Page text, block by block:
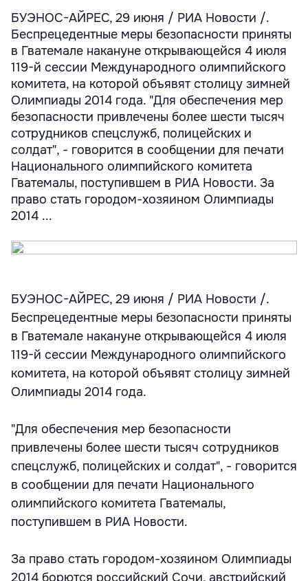
БУЭНОС-АЙРЕС, 29 июня / РИА Новости /.
Беспрецедентные меры безопасности приняты
в Гватемале накануне открывающейся 4 июля
119-й сессии Международного олимпийского
комитета, на которой объявят столицу зимней
Олимпиады 2014 года. "Для обеспечения мер
безопасности привлечены более шести тысяч
сотрудников спецслужб, полицейских и
солдат", - говорится в сообщении для печати
Национального олимпийского комитета
Гватемалы, поступившем в РИА Новости. За
право стать городом-хозяином Олимпиады
2014 ...
БУЭНОС-АЙРЕС, 29 июня / РИА Новости /.
Беспрецедентные меры безопасности приняты
в Гватемале накануне открывающейся 4 июля
119-й сессии Международного олимпийского
комитета, на которой объявят столицу зимней
Олимпиады 2014 года.
"Для обеспечения мер безопасности
привлечены более шести тысяч сотрудников
спецслужб, полицейских и солдат", - говорится
в сообщении для печати Национального
олимпийского комитета Гватемалы,
поступившем в РИА Новости.
За право стать городом-хозяином Олимпиады
2014 борются российский Сочи, австрийский